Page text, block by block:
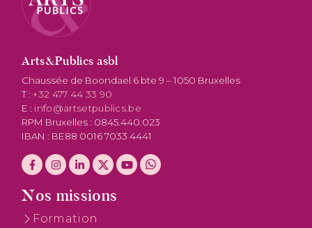
Arts&Publics asbl
Chaussée de Boondael 6 bte 9 – 1050 Bruxelles
T :+32 477 44 33 90
E : info@artsetpublics.be
RPM Bruxelles : 0845.440.023
IBAN : BE88 0016 7033 4441
Nos missions
Formation